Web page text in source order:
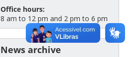
Office hours:
8 am to 12 pm and 2 pm to 6 pm
News archive